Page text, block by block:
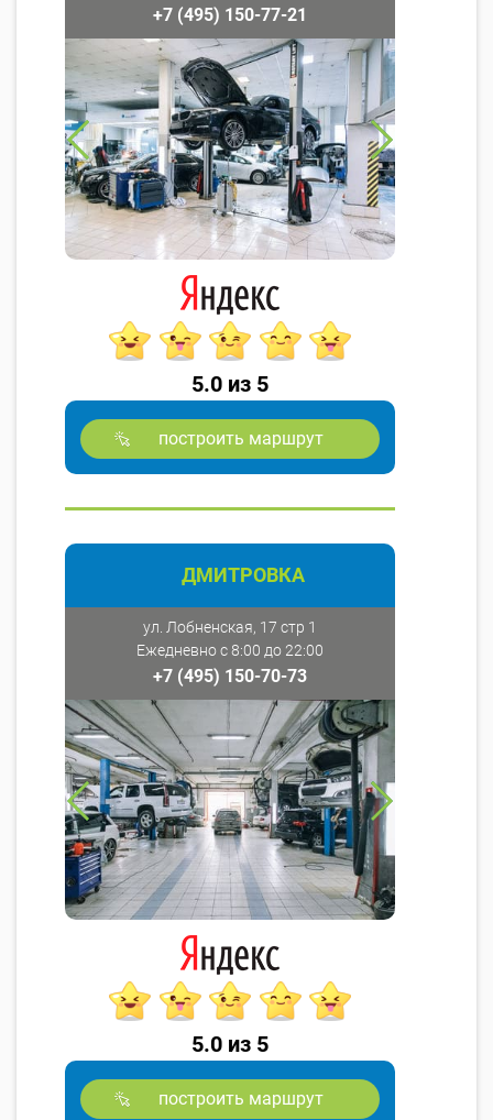
+7 (495) 150-77-21
5.0 из 5
построить маршрут
ДМИТРОВКА
ул. Лобненская, 17 стр 1
Ежедневно с 8:00 до 22:00
+7 (495) 150-70-73
5.0 из 5
построить маршрут